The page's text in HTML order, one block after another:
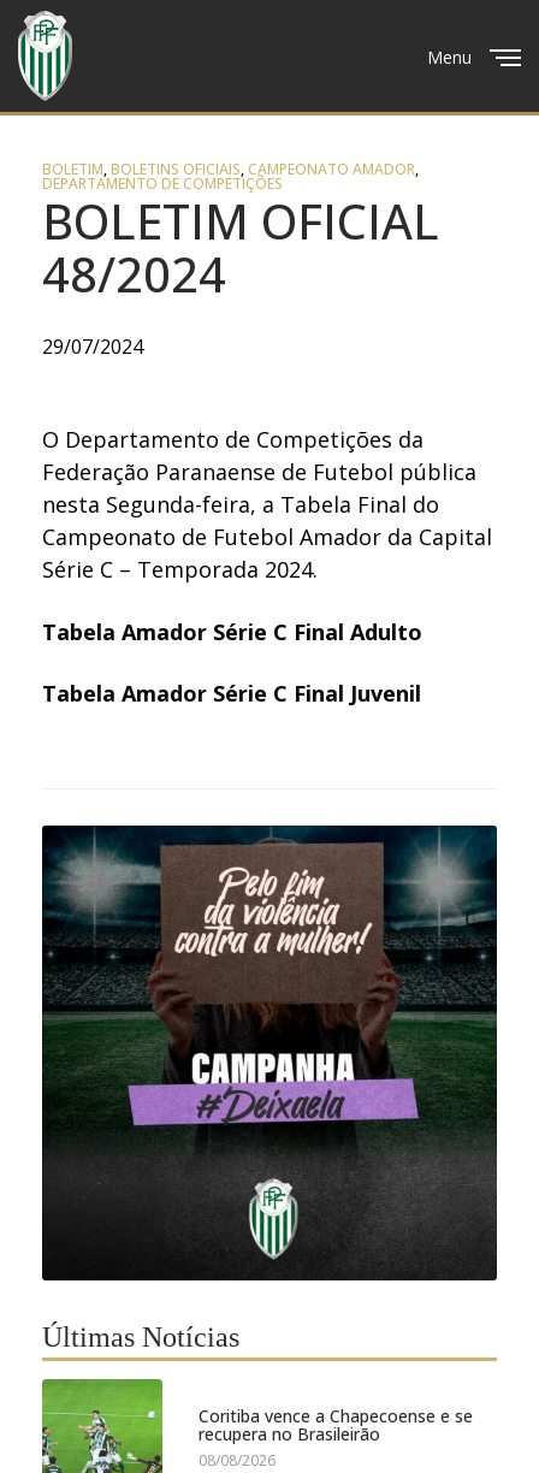
Menu
BOLETIM,BOLETINS OFICIAIS,CAMPEONATO AMADOR,
DEPARTAMENTO DE COMPETIÇÕES
BOLETIM OFICIAL
48/2024
29/07/2024
O Departamento de Competições da
Federação Paranaense de Futebol pública
nesta Segunda-feira, a Tabela Final do
Campeonato de Futebol Amador da Capital
Série C – Temporada 2024.
Tabela Amador Série C Final Adulto
Tabela Amador Série C Final Juvenil
Últimas Notícias
Coritiba vence a Chapecoense e se
recupera no Brasileirão
08/08/2026